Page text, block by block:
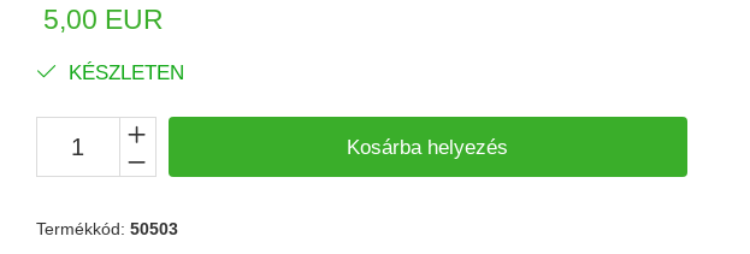
5,00 EUR
KÉSZLETEN
Kosárba helyezés
Termékkód: 50503